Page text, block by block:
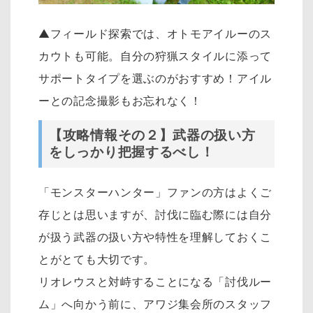
▲フィールド探索では、オトモアイルーのス
カウトも可能。自分の狩猟スタイルに添って
サポートタイプを選ぶのがおすすめ！アイル
ーとの記念撮影もお忘れなく！
【攻略情報その２】武器の扱い方
をしっかり把握するべし！
「モンスターハンター」ファンの方はよくご
存じとは思いますが、討伐に臨む際には自分
が扱う武器の扱い方や特性を理解しておくこ
とがとても大切です。
リオレウスと対峙することになる「討伐ルー
ム」へ向かう前に、アワジ集会所のスタッフ